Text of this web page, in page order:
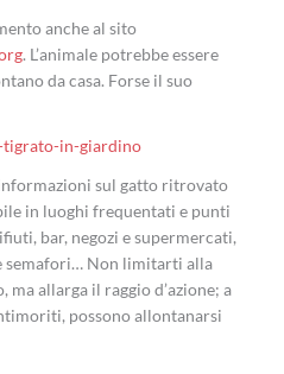
anche al sito
. L’animale potrebbe essere
da casa. Forse il suo
sul gatto ritrovato
in luoghi frequentati e punti
bar, negozi e supermercati,
semafori… Non limitarti alla
allarga il raggio d’azione; a
possono allontanarsi